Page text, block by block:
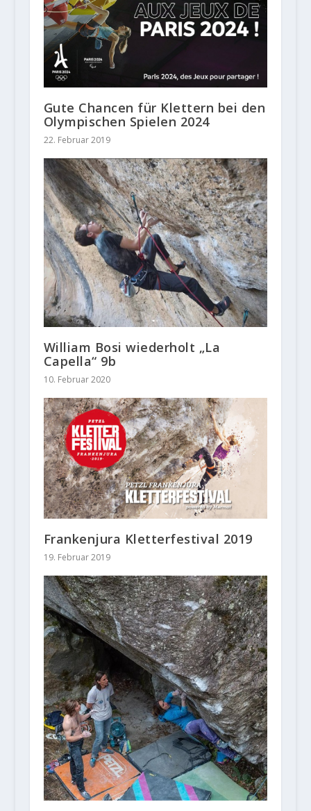
Gute Chancen für Klettern bei den
Olympischen Spielen 2024
22. Februar 2019
William Bosi wiederholt „La
Capella“ 9b
10. Februar 2020
Frankenjura Kletterfestival 2019
19. Februar 2019